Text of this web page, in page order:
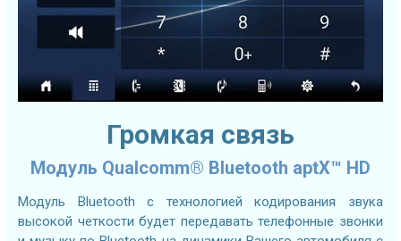
Громкая связь
Модуль Qualcomm® Bluetooth aptX™ HD
Модуль Bluetooth с технологией кодирования звука
высокой четкости будет передавать телефонные звонки